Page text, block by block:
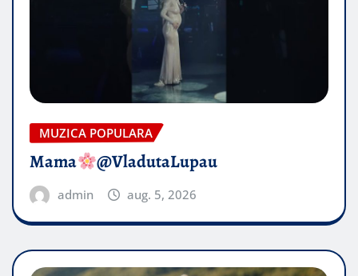
MUZICA POPULARA
Mama @VladutaLupau
admin aug. 5, 2026